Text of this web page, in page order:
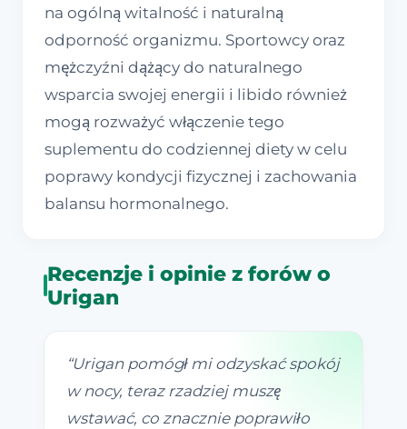
na ogólną witalność i naturalną
odporność organizmu. Sportowcy oraz
mężczyźni dążący do naturalnego
wsparcia swojej energii i libido również
mogą rozważyć włączenie tego
suplementu do codziennej diety w celu
poprawy kondycji fizycznej i zachowania
balansu hormonalnego.
Recenzje i opinie z forów o
Urigan
“Urigan pomógł mi odzyskać spokój
w nocy, teraz rzadziej muszę
wstawać, co znacznie poprawiło